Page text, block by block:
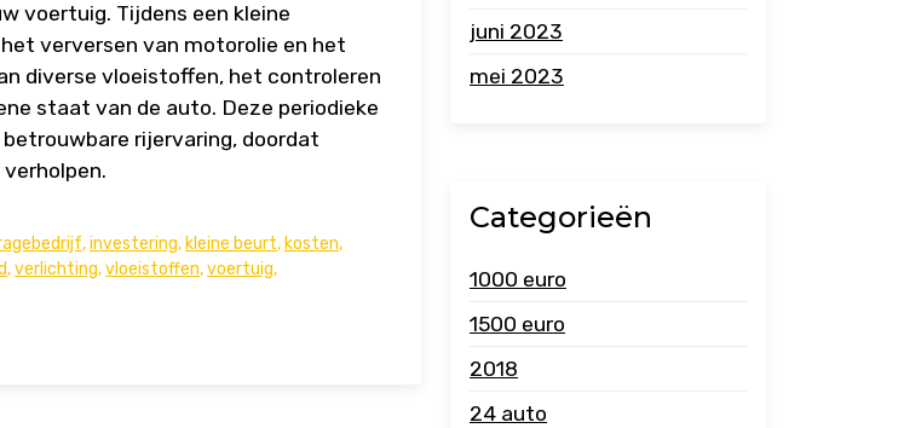
voertuig. Tijdens een kleine
verversen van motorolie en het
diverse vloeistoffen, het controleren
staat van de auto. Deze periodieke
rijervaring, doordat
,investering,kleine beurt,kosten,
,verlichting,vloeistoffen,voertuig,
juni 2023
mei 2023
Categorieën
1000 euro
1500 euro
2018
24 auto